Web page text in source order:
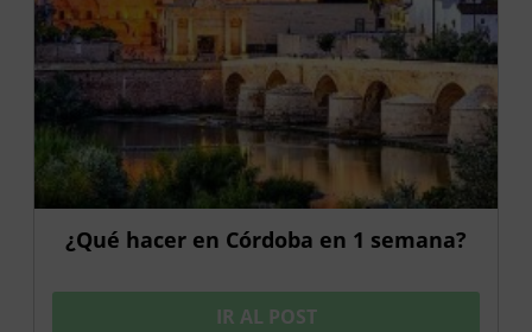
¿Qué hacer en Córdoba en 1 semana?
IR AL POST